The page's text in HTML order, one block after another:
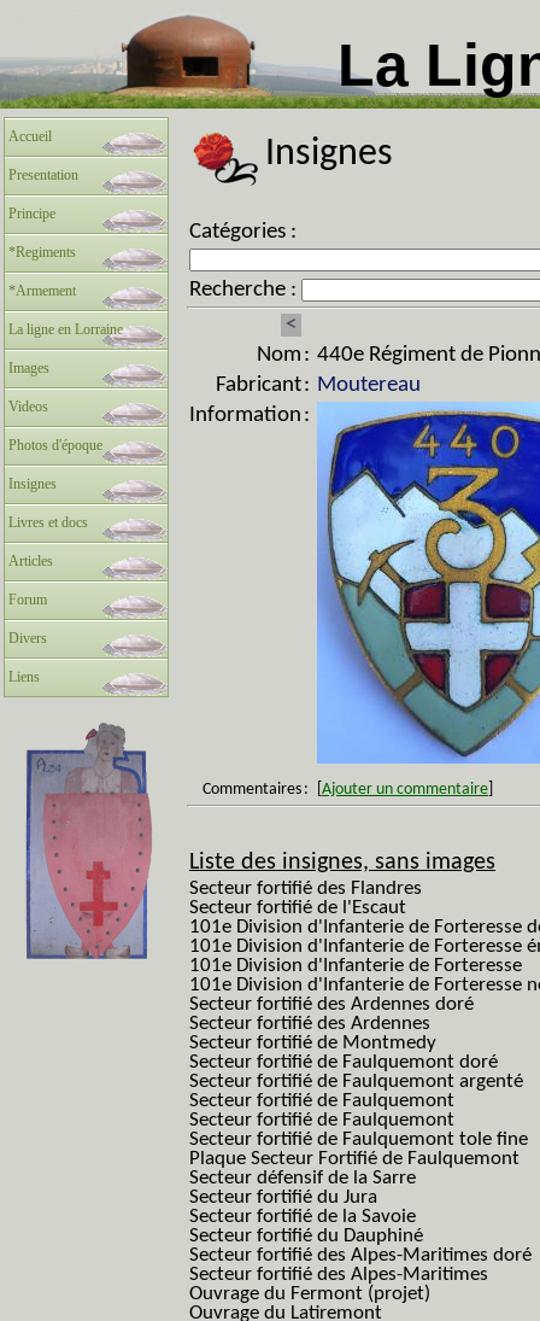
La
Accueil
Presentation
Principe
*Regiments
*Armement
La ligne en Lorraine
Images
Videos
Photos d'époque
Insignes
Livres et docs
Articles
Forum
Divers
Liens
Insignes
Catégories :
Recherche :
<
Nom : 440e Régiment de
Fabricant: Moutereau
Information :
Commentaires : Ajouter un commentaire
Liste des insignes, sans images
Secteur fortifié des Flandres
Secteur fortifié de l'Escaut
101e Division d'Infanterie de Forteresse
101e Division d'Infanterie de Forteresse
101e Division d'Infanterie de Forteresse
101e Division d'Infanterie de Forteresse
Secteur fortifié des Ardennes doré
Secteur fortifié des Ardennes
Secteur fortifié de Montmedy
Secteur fortifié de Faulquemont doré
Secteur fortifié de Faulquemont argenté
Secteur fortifié de Faulquemont
Secteur fortifié de Faulquemont
Secteur fortifié de Faulquemont tole fine
Plaque Secteur Fortifié de Faulquemont
Secteur défensif de la Sarre
Secteur fortifié du Jura
Secteur fortifié de la Savoie
Secteur fortifié du Dauphiné
Secteur fortifié des Alpes-Maritimes doré
Secteur fortifié des Alpes-Maritimes
Ouvrage du Fermont (projet)
Ouvrage du Latiremont